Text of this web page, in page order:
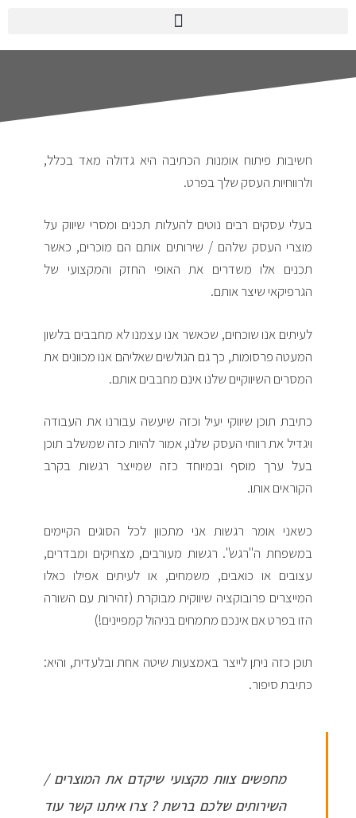
חשיבות פיתוח אומנות הכתיבה היא גדולה מאד בכלל,
ולרווחיות העסק שלך בפרט.
בעלי עסקים רבים נוטים להעלות תכנים ומסרי שיווק על
מוצרי העסק שלהם / שירותים אותם הם מוכרים, כאשר
תכנים אלו משדרים את האופי החזק והמקצועי של
הגרפיקאי שיצר אותם.
לעיתים אנו שוכחים, שכאשר אנו עצמנו לא מחבבים בלשון
המעטה פרסומות, כך גם הגולשים שאליהם אנו מכוונים את
המסרים השיווקיים שלנו אינם מחבבים אותם.
כתיבת תוכן שיווקי יעיל וכזה שיעשה עבורנו את העבודה
ויגדיל את רווחי העסק שלנו, אמור להיות כזה שמשלב תוכן
בעל ערך מוסף ובמיוחד כזה שמייצר רגשות בקרב
הקוראים אותו.
כשאני אומר רגשות אני מתכוון לכל הסוגים הקיימים
במשפחת ה"רגש". רגשות מעורבים, מצחיקים ומבדרים,
עצובים או כואבים, משמחים, או לעיתים אפילו כאלו
המייצרים פרובוקציה שיווקית מבוקרת (זהירות עם השורה
הזו בפרט אם אינכם מתמחים בניהול קמפיינים!)
תוכן כזה ניתן לייצר באמצעות שיטה אחת ובלעדית, והיא:
כתיבת סיפור.
מחפשים צוות מקצועי שיקדם את המוצרים /
השירותים שלכם ברשת ? צרו איתנו קשר עוד